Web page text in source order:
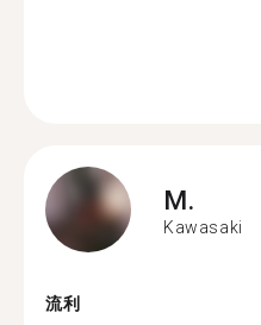
M.
Kawasaki
流利